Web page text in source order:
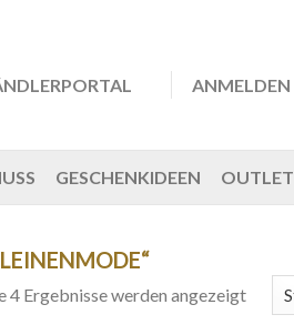
ANMELDEN
GESCHENKIDEEN OUTLET
4 Ergebnisse werden angezeigt